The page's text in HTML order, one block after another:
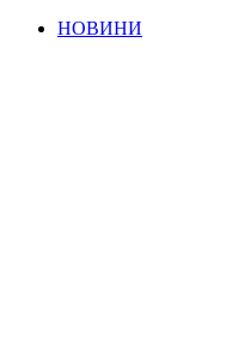
НОВИНИ